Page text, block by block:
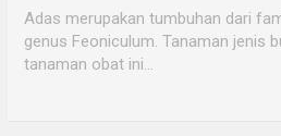
Adas merupakan tumbuhan dari
genus Feoniculum. Tanaman jenis
tanaman obat ini…